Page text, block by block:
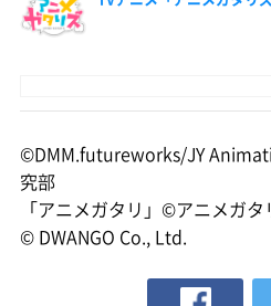
©DMM.futureworks/JY
究部
「アニメガタリ」©アニメガタ
© DWANGO Co., Ltd.